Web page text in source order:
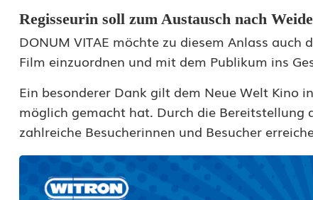
e
n
d
e
t
8
0
Regisseurin soll zum Austausch nach
DONUM VITAE möchte zu diesem Anlass
Film einzuordnen und mit dem Publikum ins
Ein besonderer Dank gilt dem Neue Welt Kino
möglich gemacht hat. Durch die Bereitstellung
zahlreiche Besucherinnen und Besucher